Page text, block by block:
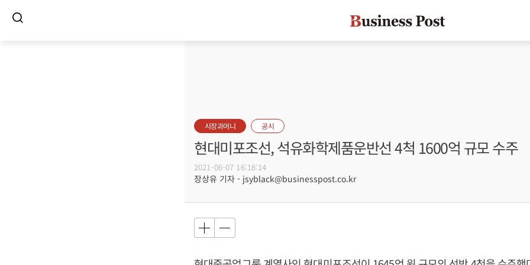
시장과머니 공시
현대미포조선, 석유화학제품운반선 4척 1600억 규모 수주
2021-06-07 16:18:14
장상유 기자 - jsyblack@businesspost.co.kr